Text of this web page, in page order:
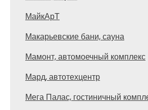
МайкАрТ
Макарьевские бани, сауна
Мамонт, автомоечный комплекс
Мард, автотехцентр
Мега Палас, гостиничный